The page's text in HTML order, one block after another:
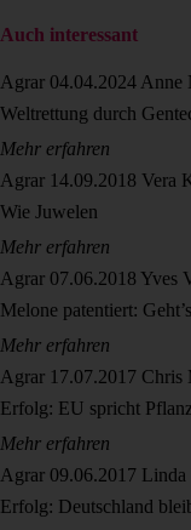
Auch interessant
Agrar 04.04.2024 Anne
Weltrettung durch
Mehr erfahren
Agrar 14.09.2018 Vera
Wie Juwelen
Mehr erfahren
Agrar 07.06.2018 Yves
Melone patentiert:
Mehr erfahren
Agrar 17.07.2017 Chris
Erfolg: EU spricht
Mehr erfahren
Agrar 09.06.2017 Linda
Erfolg: Deutschland